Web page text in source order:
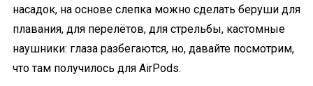
насадок, на основе слепка можно сделать беруши для
плавания, для перелётов, для стрельбы, кастомные
наушники: глаза разбегаются, но, давайте посмотрим,
что там получилось для AirPods.